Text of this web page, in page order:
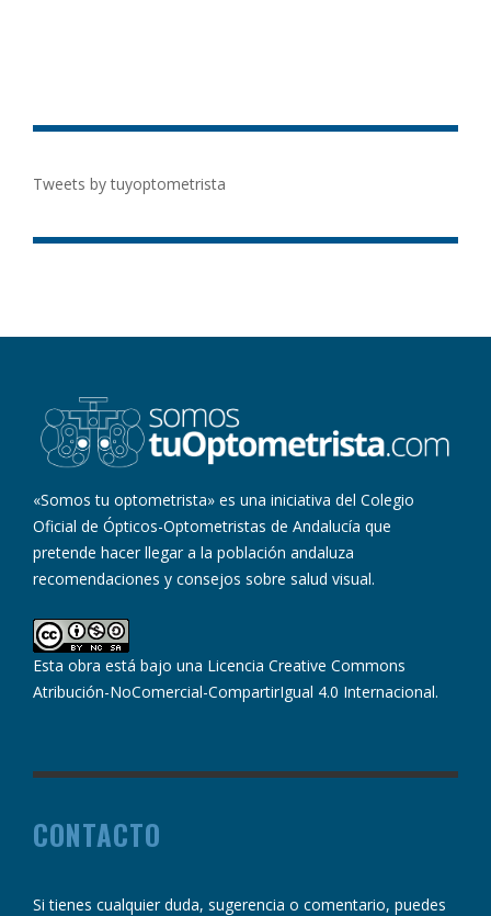
Tweets by tuyoptometrista
«Somos tu optometrista» es una iniciativa del Colegio
Oficial de Ópticos-Optometristas de Andalucía que
pretende hacer llegar a la población andaluza
recomendaciones y consejos sobre salud visual.
Esta obra está bajo una Licencia Creative Commons
Atribución-NoComercial-CompartirIgual 4.0 Internacional.
CONTACTO
Si tienes cualquier duda, sugerencia o comentario, puedes